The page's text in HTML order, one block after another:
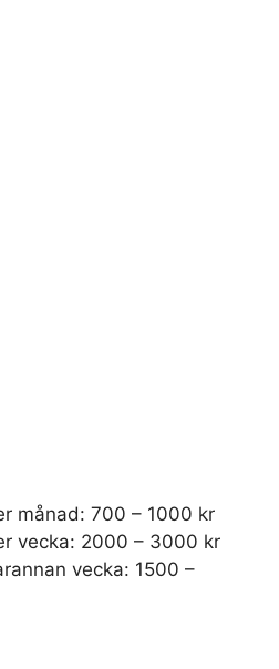
månad: 700 – 1000 kr
vecka: 2000 – 3000 kr
vecka: 1500 –